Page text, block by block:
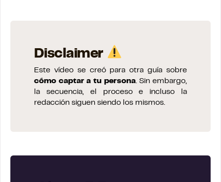
Disclaimer
Este vídeo se creó para otra guía sobre
cómo captar a tu persona. Sin embargo,
la secuencia, el proceso e incluso la
redacción siguen siendo los mismos.